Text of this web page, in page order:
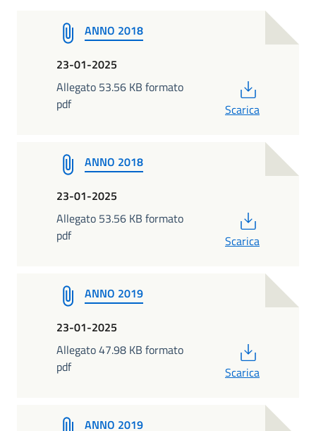
ANNO 2018
23-01-2025
Allegato 53.56 KB formato
pdf
Scarica
ANNO 2018
23-01-2025
Allegato 53.56 KB formato
pdf
Scarica
ANNO 2019
23-01-2025
Allegato 47.98 KB formato
pdf
Scarica
ANNO 2019